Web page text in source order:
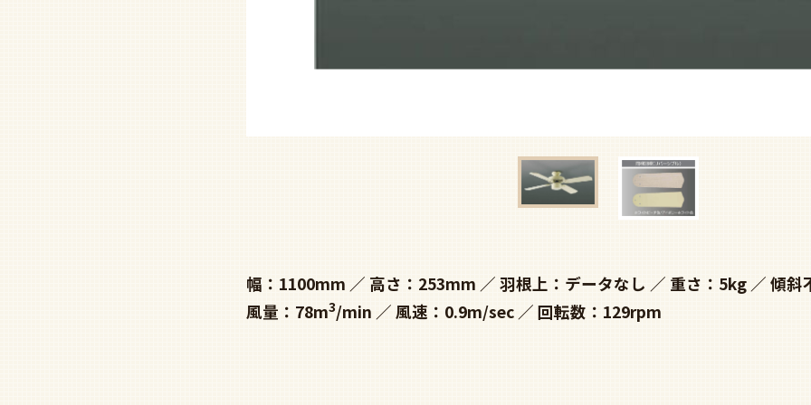
幅：1100mm 高さ：253mm 羽根上：データなし 重さ：5kg
傾斜
風量：78m3/min 風速：0.9m/sec 回転数：129rpm